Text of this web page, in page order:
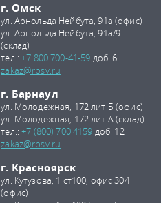
г. Омск
ул. Арнольда Нейбута, 91а (офис)
ул. Арнольда Нейбута, 91а/9
(склад)
тел.:+7 800 700-41-59 доб. 6
zakaz@rbsv.ru
г. Барнаул
ул. Молодежная, 172 лит Б (офис)
ул. Молодежная, 172 лит А (склад)
тел.:+7 (800) 700 4159 доб. 12
zakaz@rbsv.ru
г. Красноярск
ул. Кутузова, 1 ст100, офис 304
(офис)